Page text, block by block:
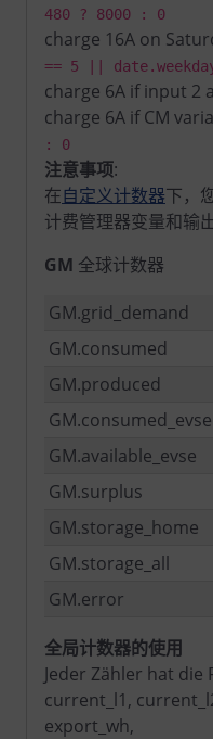
480 ? 8000 : 0
charge 16A on
== 5 ||
charge 6A if input 2
charge 6A if CM
: 0
注意事项:
在自定义计数器下，
计费管理器变量和输
GM 全球计数器
GM.grid_demand
GM.consumed
GM.produced
GM.consumed_evse
GM.available_evse
GM.surplus
GM.storage_home
GM.storage_all
GM.error
全局计数器的使用
Jeder Zähler hat die
current_l1,
export_wh,